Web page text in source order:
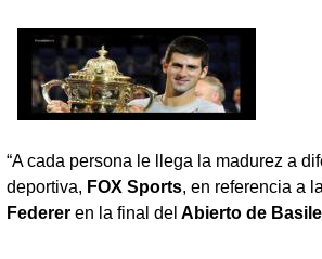
“A cada persona le llega la madurez a
deportiva, FOX Sports, en referencia a
Federer en la final del Abierto de